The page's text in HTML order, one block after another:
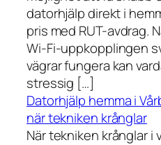
datorhjälp direkt i
pris med RUT-avdrag.
Wi-Fi-uppkopplingen
vägrar fungera kan
stressig […]
Datorhjälp hemma i
när tekniken krånglar
När tekniken krånglar i